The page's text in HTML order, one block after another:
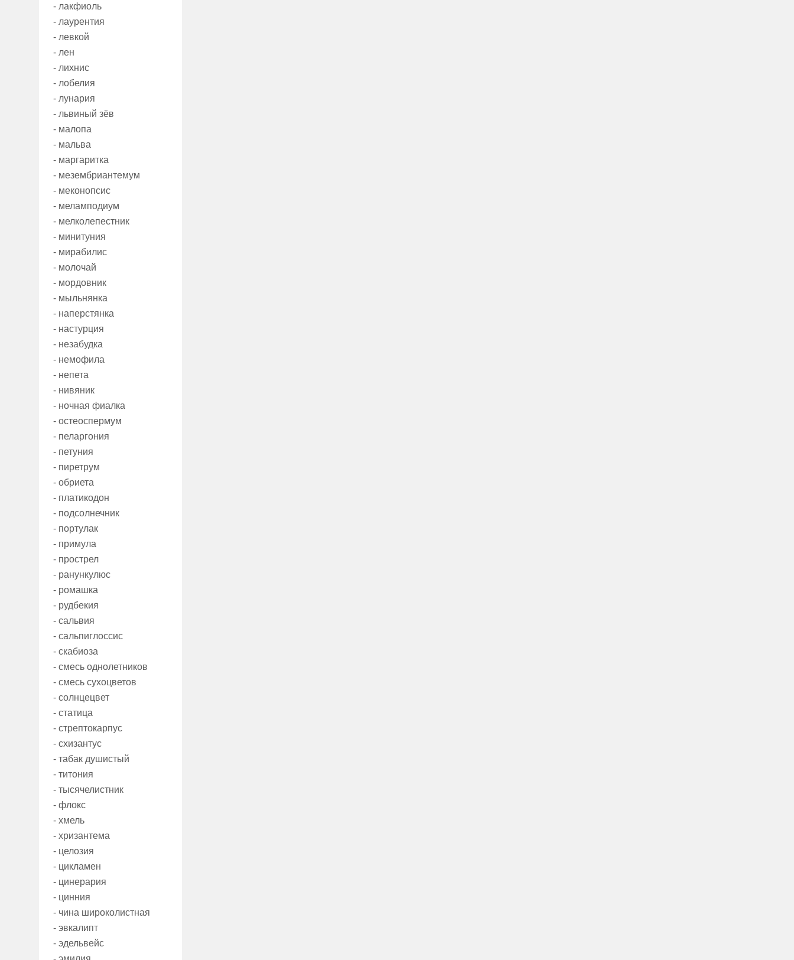
- лакфиоль
- лаурентия
- левкой
- лен
- лихнис
- лобелия
- лунария
- львиный зёв
- малопа
- мальва
- маргаритка
- мезембриантемум
- меконопсис
- меламподиум
- мелколепестник
- минитуния
- мирабилис
- молочай
- мордовник
- мыльнянка
- наперстянка
- настурция
- незабудка
- немофила
- непета
- нивяник
- ночная фиалка
- остеоспермум
- пеларгония
- петуния
- пиретрум
- обриета
- платикодон
- подсолнечник
- портулак
- примула
- прострел
- ранункулюс
- ромашка
- рудбекия
- сальвия
- сальпиглоссис
- скабиоза
- смесь однолетников
- смесь сухоцветов
- солнцецвет
- статица
- стрептокарпус
- схизантус
- табак душистый
- титония
- тысячелистник
- флокс
- хмель
- хризантема
- целозия
- цикламен
- цинерария
- цинния
- чина широколистная
- эвкалипт
- эдельвейс